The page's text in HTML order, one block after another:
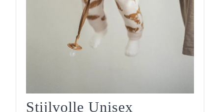
Stijlvolle Unisex